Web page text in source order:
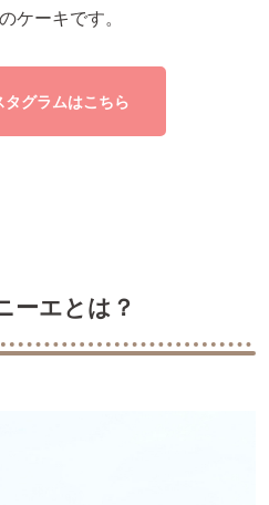
ケーキです。
タグラムはこちら
ーエとは？